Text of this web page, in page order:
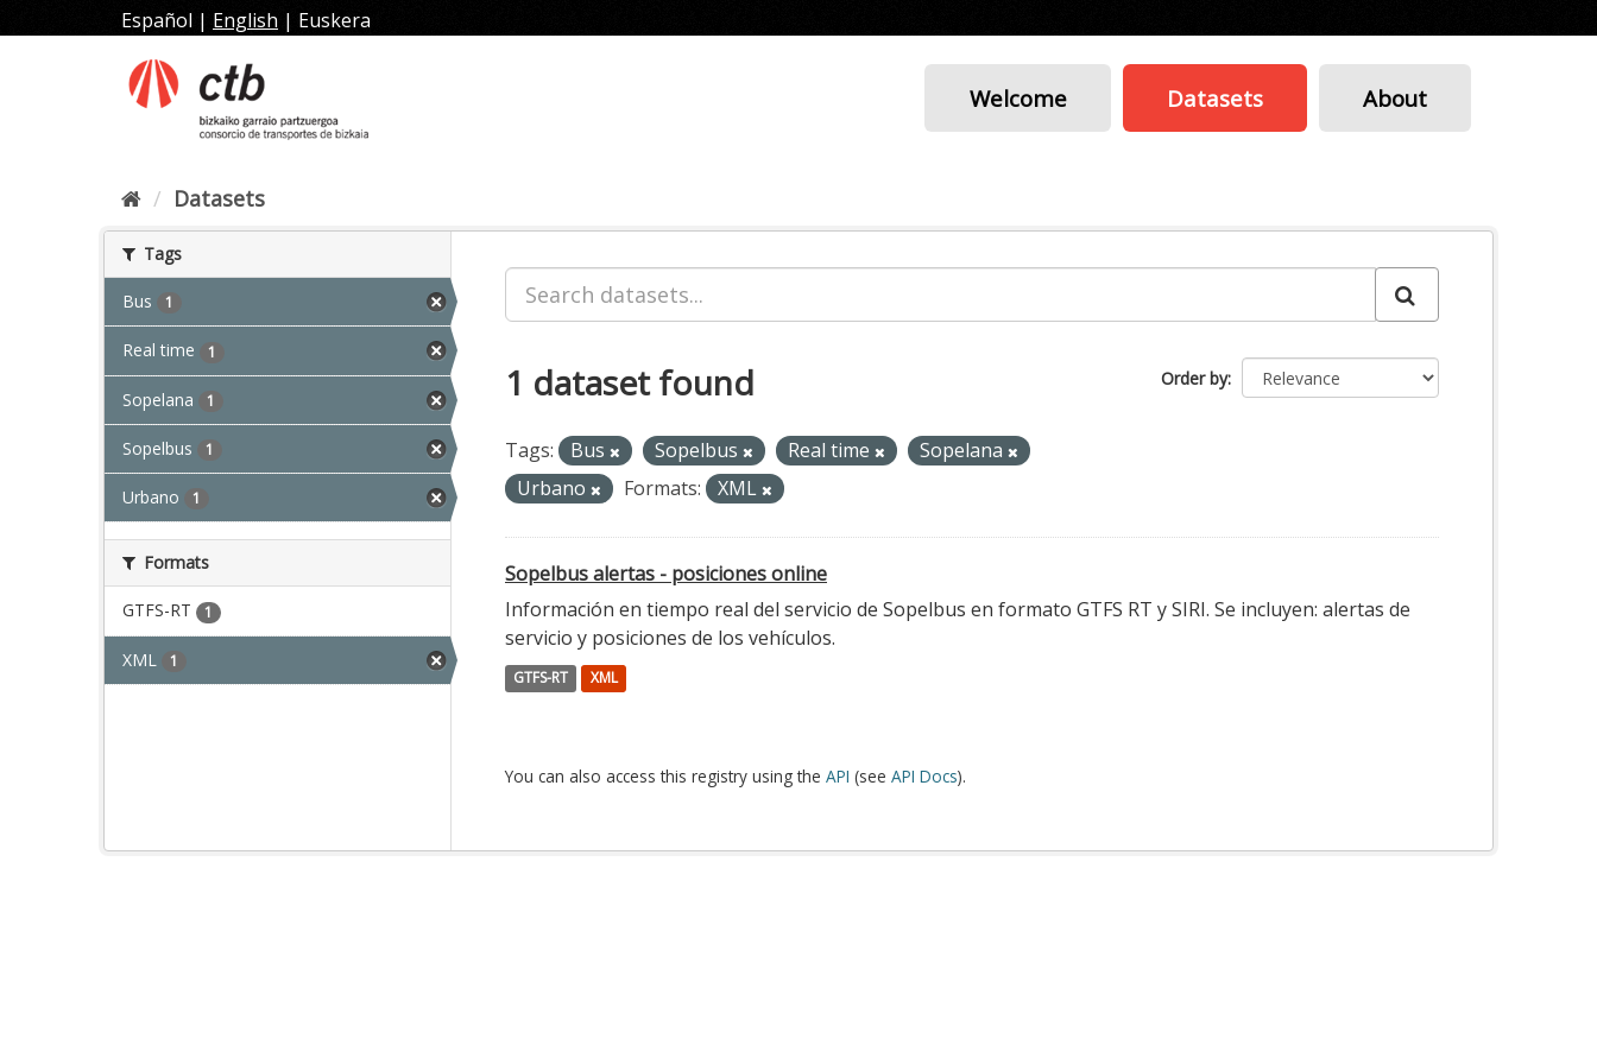
to
Español | English | Euskera
Welcome Datasets About
Datasets
Tags
Bus 1
Real time 1
Sopelana 1
Sopelbus 1
Urbano 1
Formats
GTFS-RT 1
XML 1
Order by
1 dataset found
Tags: Bus Sopelbus Real time
Sopelana
Urbano
Formats: XML
Sopelbus alertas - posiciones online
Información en tiempo real del servicio de Sopelbus en formato GTFS RT y SIRI. Se incluyen: alertas de
servicio y posiciones de los vehículos.
GTFS-RT XML
You can also access this registry using the API (see API Docs).